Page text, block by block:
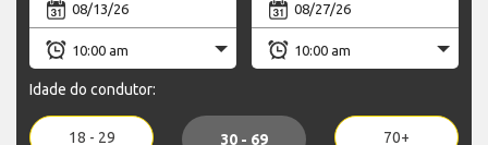
Idade do condutor:
18 - 29 30 - 69 70+